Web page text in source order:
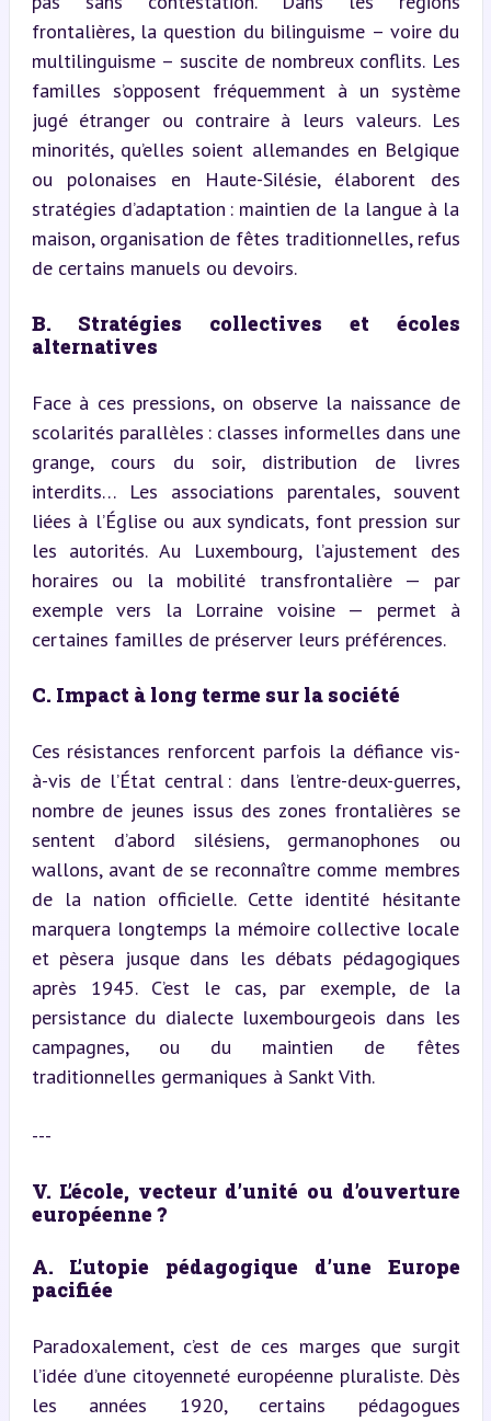
frontalières, la question du bilinguisme – voire du
multilinguisme – suscite de nombreux conflits. Les
familles s’opposent fréquemment à un système
jugé étranger ou contraire à leurs valeurs. Les
minorités, qu’elles soient allemandes en Belgique
ou polonaises en Haute-Silésie, élaborent des
stratégies d’adaptation : maintien de la langue à la
maison, organisation de fêtes traditionnelles, refus
de certains manuels ou devoirs.
B. Stratégies collectives et écoles
alternatives
Face à ces pressions, on observe la naissance de
scolarités parallèles : classes informelles dans une
grange, cours du soir, distribution de livres
interdits… Les associations parentales, souvent
liées à l’Église ou aux syndicats, font pression sur
les autorités. Au Luxembourg, l’ajustement des
horaires ou la mobilité transfrontalière — par
exemple vers la Lorraine voisine — permet à
certaines familles de préserver leurs préférences.
C. Impact à long terme sur la société
Ces résistances renforcent parfois la défiance vis-
à-vis de l’État central : dans l’entre-deux-guerres,
nombre de jeunes issus des zones frontalières se
sentent d’abord silésiens, germanophones ou
wallons, avant de se reconnaître comme membres
de la nation officielle. Cette identité hésitante
marquera longtemps la mémoire collective locale
et pèsera jusque dans les débats pédagogiques
après 1945. C’est le cas, par exemple, de la
persistance du dialecte luxembourgeois dans les
campagnes, ou du maintien de fêtes
traditionnelles germaniques à Sankt Vith.
---
V. L’école, vecteur d’unité ou d’ouverture
européenne ?
A. L’utopie pédagogique d’une Europe
pacifiée
Paradoxalement, c’est de ces marges que surgit
l’idée d’une citoyenneté européenne pluraliste. Dès
les années 1920, certains pédagogues